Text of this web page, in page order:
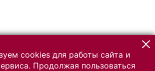
cookies для работы сайта и
Продолжая пользоваться